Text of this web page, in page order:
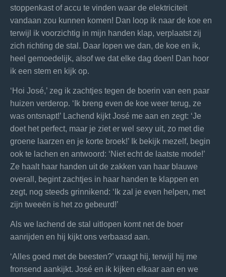
stoppenkast of accu te vinden waar de elektriciteit
vandaan zou kunnen komen! Dan loop ik naar de koe en
terwijl ik voorzichtig in mijn handen klap, verplaatst zij
zich richting de stal. Daar lopen we dan, de koe en ik,
heel gemoedelijk, alsof we dat elke dag doen! Dan hoor
ik een stem en kijk op.
‘Hoi José,’ zeg ik zachtjes tegen de boerin van een paar
huizen verderop. ‘Ik breng even de koe weer terug, ze
was ontsnapt!’ Lachend kijkt José me aan en zegt: ‘Je
doet het perfect, maar je ziet er wel sexy uit, zo met die
groene laarzen en je korte broek!’ Ik bekijk mezelf, begin
ook te lachen en antwoord: ‘Niet echt de laatste mode!’
Ze haalt haar handen uit de zakken van haar blauwe
overall, begint zachtjes in haar handen te klappen en
zegt, nog steeds grinnikend: ‘Ik zal je even helpen, met
zijn tweeën is het zo gebeurd!’
Als we lachend de stal uitlopen komt net de boer
aanrijden en hij kijkt ons verbaasd aan.
‘Alles goed met de beesten?’ vraagt hij, terwijl hij me
fronsend aankijkt. José en ik kijken elkaar aan en we